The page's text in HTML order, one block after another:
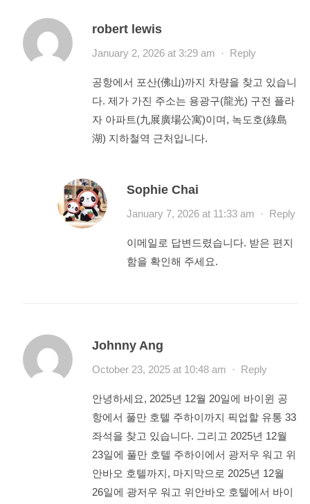
robert lewis
January 2, 2026 at 3:29 am · Reply
공항에서 포산(佛山)까지 차량을 찾고 있습니
다. 제가 가진 주소는 용광구(龍光) 구전 플라
자 아파트(九展廣場公寓)이며, 녹도호(綠島
湖) 지하철역 근처입니다.
Sophie Chai
January 7, 2026 at 11:33 am · Reply
이메일로 답변드렸습니다. 받은 편지
함을 확인해 주세요.
Johnny Ang
October 23, 2025 at 10:48 am · Reply
안녕하세요, 2025년 12월 20일에 바이윈 공
항에서 풀만 호텔 주하이까지 픽업할 유통 33
좌석을 찾고 있습니다. 그리고 2025년 12월
23일에 풀만 호텔 주하이에서 광저우 워고 위
안바오 호텔까지, 마지막으로 2025년 12월
26일에 광저우 워고 위안바오 호텔에서 바이